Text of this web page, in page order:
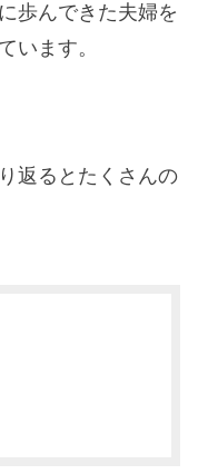
歩んできた夫婦を
います。
返るとたくさんの